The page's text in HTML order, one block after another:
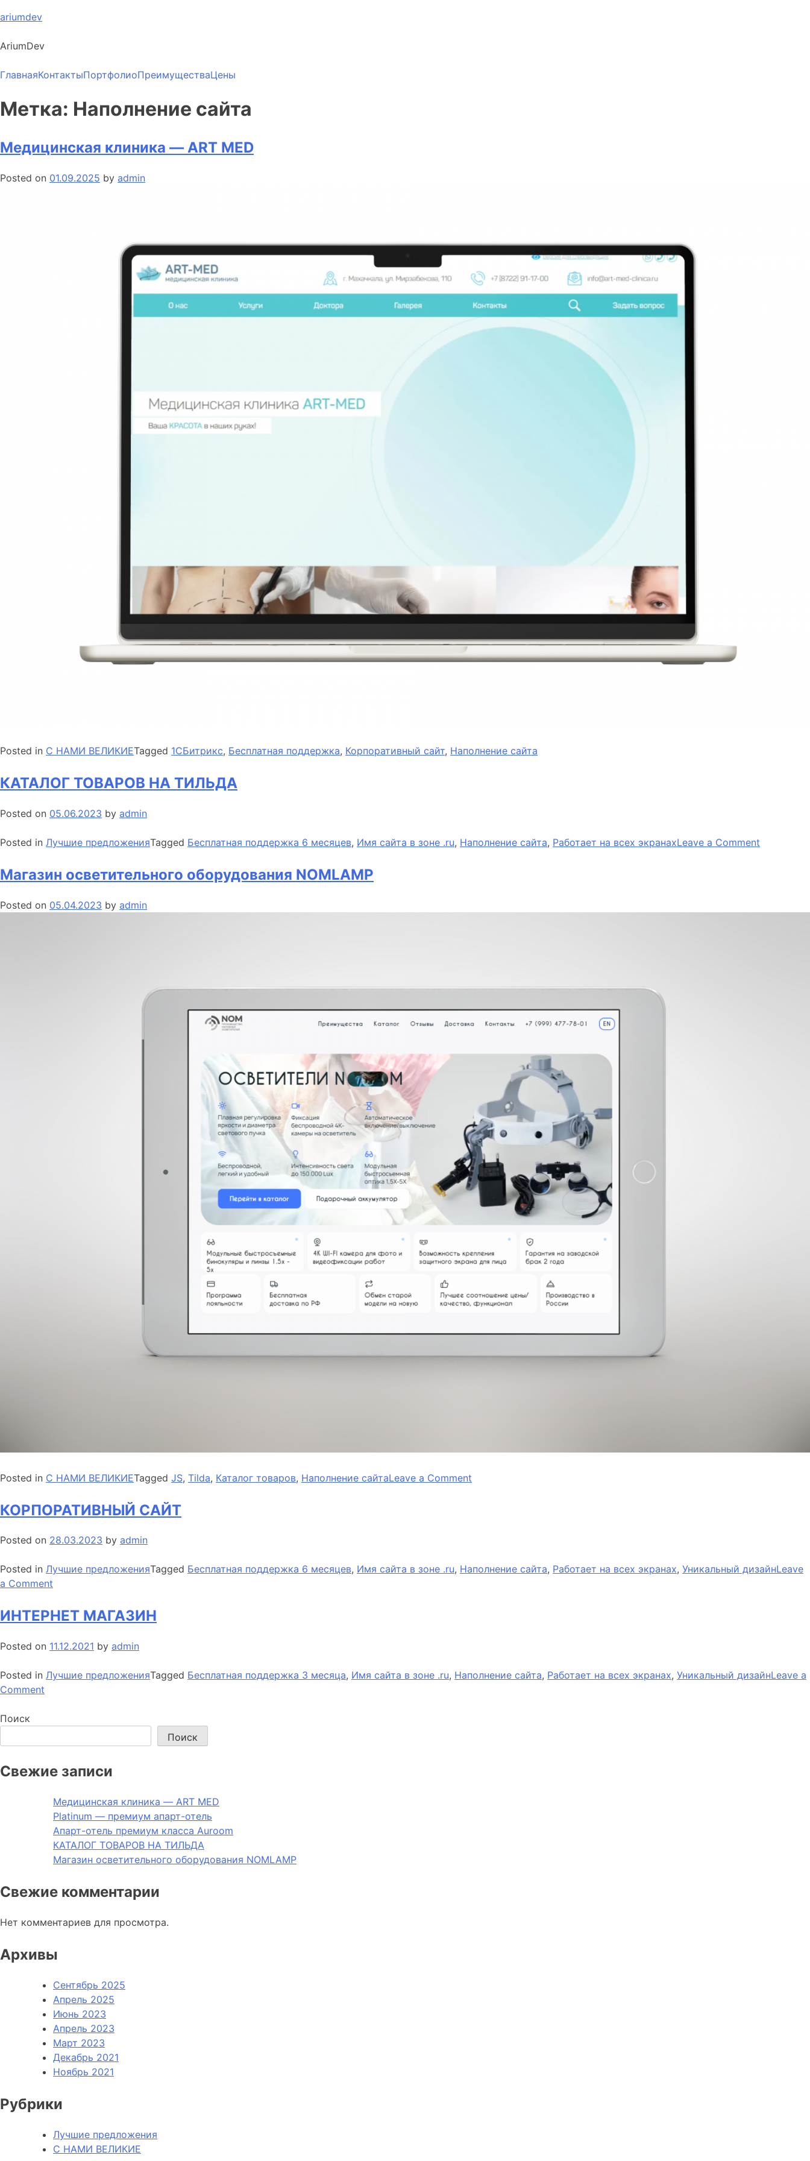
Skip
content
ariumdev
AriumDev
ГлавнаяКонтактыПортфолиоПреимуществаЦены
Метка: Наполнение сайта
Медицинская клиника — ART MED
Posted on 01.09.2025 by admin
Posted in С НАМИ ВЕЛИКИЕTagged 1CБитрикс, Бесплатная поддержка, Корпоративный сайт, Наполнение сайта
КАТАЛОГ ТОВАРОВ НА ТИЛЬДА
Posted on 05.06.2023 by admin
Posted in Лучшие предложенияTagged Бесплатная поддержка 6 месяцев, Имя сайта в зоне .ru, Наполнение сайта, Работает на всех экранахLeave a Comment
Магазин осветительного оборудования NOMLAMP
Posted on 05.04.2023 by admin
Posted in С НАМИ ВЕЛИКИЕTagged JS, Tilda, Каталог товаров, Наполнение сайтаLeave a Comment
КОРПОРАТИВНЫЙ САЙТ
Posted on 28.03.2023 by admin
Posted in Лучшие предложенияTagged Бесплатная поддержка 6 месяцев, Имя сайта в зоне .ru, Наполнение сайта, Работает на всех экранах, Уникальный дизайнLeave
a Comment
САЙТ
ИНТЕРНЕТ МАГАЗИН
Posted on 11.12.2021 by admin
Posted in Лучшие предложенияTagged Бесплатная поддержка 3 месяца, Имя сайта в зоне .ru, Наполнение сайта, Работает на всех экранах, Уникальный дизайнLeave a
Comment
Поиск
Поиск
Свежие записи
Медицинская клиника — ART MED
Platinum — премиум апарт-отель
Апарт-отель премиум класса Auroom
КАТАЛОГ ТОВАРОВ НА ТИЛЬДА
Магазин осветительного оборудования NOMLAMP
Свежие комментарии
Нет комментариев для просмотра.
Архивы
Сентябрь 2025
Апрель 2025
Июнь 2023
Апрель 2023
Март 2023
Декабрь 2021
Ноябрь 2021
Рубрики
Лучшие предложения
С НАМИ ВЕЛИКИЕ